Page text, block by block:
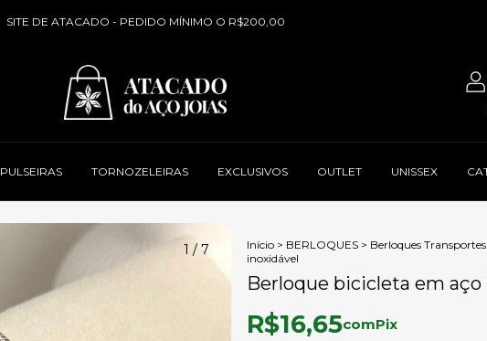
SITE DE ATACADO - PEDIDO MÍNIMO O R$200,00
PULSEIRAS TORNOZELEIRAS EXCLUSIVOS OUTLET UNISSEX
1 / 7 Início > BERLOQUES > Berloques Transportes
inoxidável
Berloque bicicleta em aço
R$16,65comPix